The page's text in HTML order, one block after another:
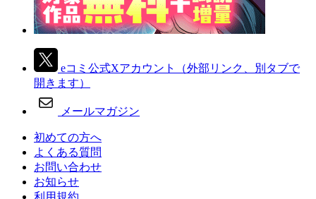
eコミ公式Xアカウント
（外部リンク、別タブで
開きます）
メールマガジン
初めての方へ
よくある質問
お問い合わせ
お知らせ